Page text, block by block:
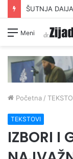
ŠUTNJA
Meni
Početna /
TEKSTOVI
IZBORI I